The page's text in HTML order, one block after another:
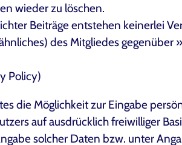
wieder zu löschen.
Beiträge entstehen keinerlei
des Mitgliedes
Policy)
die Möglichkeit zur Eingabe
auf ausdrücklich freiwilliger
solcher Daten bzw. unter